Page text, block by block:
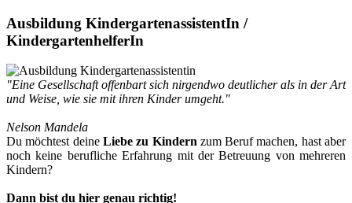
Ausbildung KindergartenassistentIn /
KindergartenhelferIn
"Eine Gesellschaft offenbart sich nirgendwo deutlicher als in der Art
und Weise, wie sie mit ihren Kinder umgeht."
Nelson Mandela
Du möchtest deine Liebe zu Kindernzum Beruf machen, hast aber
noch keine berufliche Erfahrung mit der Betreuung von mehreren
Kindern?
Dann bist du hier genau richtig!